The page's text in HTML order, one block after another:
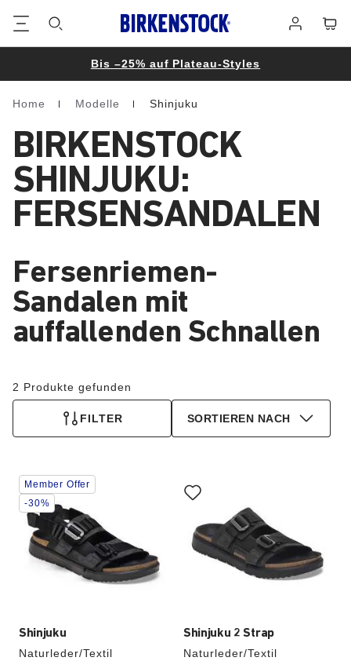
Bis –25% auf Plateau-Styles
Homepage
Home Modelle Shinjuku
BIRKENSTOCK
SHINJUKU:
FERSENSANDALEN
Fersenriemen-
Sandalen mit
auffallenden Schnallen
2 Produkte gefunden
FILTER SORTIEREN NACH
Shinjuku
Naturleder/Textil
Durch
Anklicken
der
Farben
werden
die
Produktbilder
aktualisiert.
Member Offer
-30%
Shinjuku 2 Strap
Naturleder/Textil
Anklicken
der
werden
die
Produktbilder
aktualisiert.